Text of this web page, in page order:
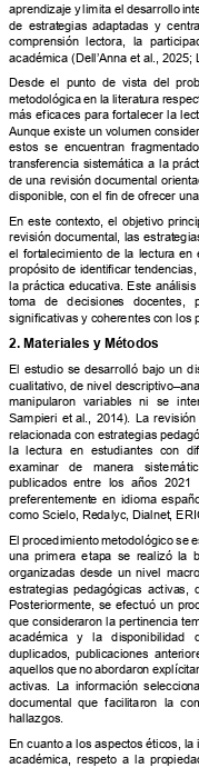
aprendizaje y limita el desarrollo
de estrategias adaptadas y
comprensión
lectora, la
académica (Dell’Anna et al., 2025;
Desde el punto de vista del p
metodológica en la literatura
más eficaces para forta lecer la
Aunque existe un volumen
estos se encuentran fr
transferencia sistemática a la práct
de una revisión documental
disponible, con el fin de ofrecer
En este contexto, el objetivo
revisión documental, las estrategia
el fortalecimiento de la lectura en
propósito de identificar tendencias,
la práctica educativa. Este análisis
toma
de decisiones docentes,
significativas y coherentes con los
2. Materiales y Métodos
El estudio se desarrolló bajo un d
cualitativo, de nivel descriptivo–an
manipularon variables ni se
Sampieri et al., 2014). La revisión
relacionada con estrategias
la
lectura en estudiantes con
examinar
de manera sistemá
publicados entre los años
2021
preferentemente en idioma
como Scielo, Reda lyc, Dialnet, E RI
El procedimiento metodológico se e
una primera etapa se realizó la
organizadas desde un nivel
estrategias pedagógicas activas,
Posteriormente, se efectuó un
que consideraron la pertinencia t
académica
y la disponibilidad
duplicados, publicaciones
aquellos que no abordaron explíci
activas. La información seleccio
documental que facilitaron la co
hallazgos.
En cuanto a los aspectos éticos, la
académica, respeto a la pro